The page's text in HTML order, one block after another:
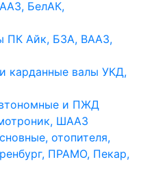
БелАК,
ПК Айк, БЗА, ВААЗ,
карданные валы УКД,
и ПЖД
ШААЗ
отопителя,
ПРАМО, Пекар,